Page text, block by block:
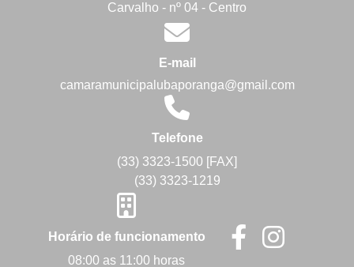
Carvalho - nº 04 - Centro
E-mail
camaramunicipalubaporanga@gmail.com
Telefone
(33) 3323-1500 [FAX]
(33) 3323-1219
Horário de funcionamento
08:00 as 11:00 horas